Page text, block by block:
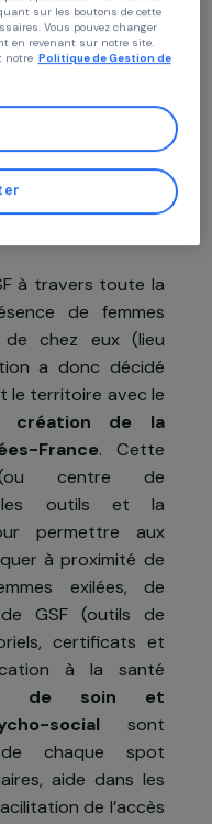
Gynécologie
en France dans
vivant dans
Caminor (Nord de
Ivry). Ces
charge la
mariages
leur santé
psycho-
GSF à travers toute
de
de chez eux
a donc
le territoire avec
lacréation de
France .
(ou centre
les outils et
pour permettre
à proximité
exilées,
de GSF (outils
nos partenaires pour améliorer
nous permet de vous proposer
et de fonctionnalités
vos besoins, et de collecter des
paramètrer vos choix ou
cliquant sur les boutons de cette
Vous pouvez changer
en revenant sur notre site.
Politique de Gestion